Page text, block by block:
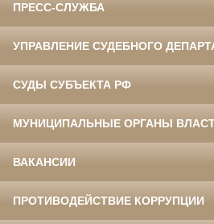
ПРЕСС-СЛУЖБА
УПРАВЛЕНИЕ СУДЕБНОГО
СУДЫ СУБЪЕКТА РФ
МУНИЦИПАЛЬНЫЕ ОРГАНЫ
ВАКАНСИИ
ПРОТИВОДЕЙСТВИЕ КОРРУПЦИИ